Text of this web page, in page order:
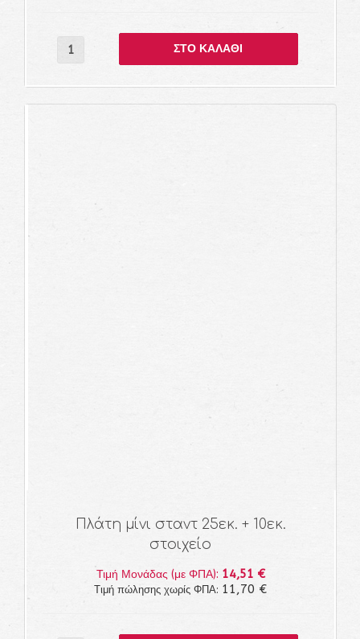
Πλάτη μίνι σταντ 25εκ. + 10εκ.
στοιχείο
Τιμή Μονάδας (με ΦΠΑ): 14,51 €
Τιμή πώλησης χωρίς ΦΠΑ: 11,70 €